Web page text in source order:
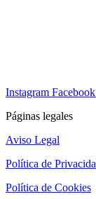
Instagram Facebook
Páginas legales
Aviso Legal
Política de
Política de Cookies